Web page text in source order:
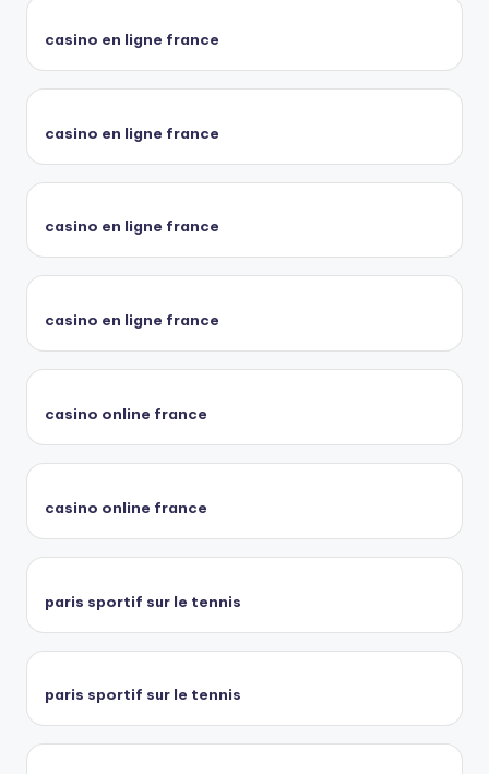
casino en ligne france
casino en ligne france
casino en ligne france
casino en ligne france
casino online france
casino online france
paris sportif sur le tennis
paris sportif sur le tennis